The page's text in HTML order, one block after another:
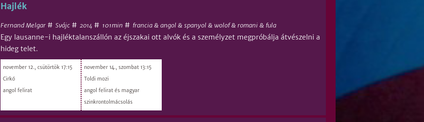
Hajlék
Fernand Melgar # Svájc # 2014 # 101min # francia & angol & spanyol & wolof & romani & fula
Egy lausanne-i hajléktalanszállón az éjszakai ott alvók és a személyzet megpróbálja átvészelni a
hideg telet.
november 12., csütörtök 17:15
Cirkó
angol felirat
november 14., szombat 13:15
Toldi mozi
angol felirat és magyar
szinkrontolmácsolás